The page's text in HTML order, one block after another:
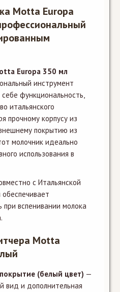
Motta Europa
Europa 350 мл
инструмент
функциональность,
итальянского
прочному корпусу из
покрытию из
молочник идеально
использования в
с Итальянской
при вспенивании молока
Motta
(белый цвет) —
вид и дополнительная